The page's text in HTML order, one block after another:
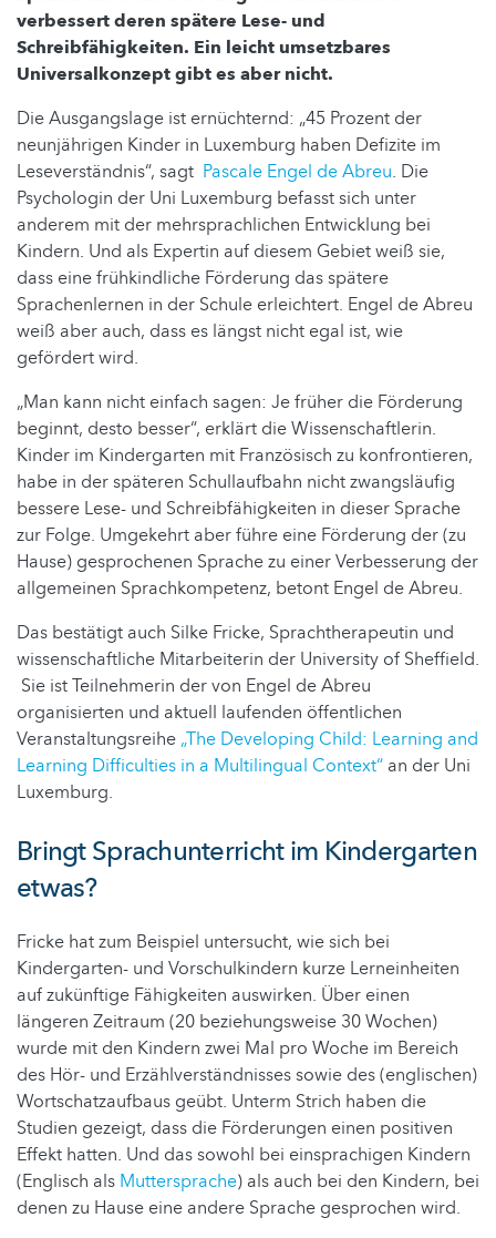
verbessert deren spätere Lese- und
Schreibfähigkeiten. Ein leicht umsetzbares
Universalkonzept gibt es aber nicht.
Die Ausgangslage ist ernüchternd: „45 Prozent der
neunjährigen Kinder in Luxemburg haben Defizite im
Leseverständnis“, sagt Pascale Engel de Abreu. Die
Psychologin der Uni Luxemburg befasst sich unter
anderem mit der mehrsprachlichen Entwicklung bei
Kindern. Und als Expertin auf diesem Gebiet weiß sie,
dass eine frühkindliche Förderung das spätere
Sprachenlernen in der Schule erleichtert. Engel de Abreu
weiß aber auch, dass es längst nicht egal ist, wie
gefördert wird.
„Man kann nicht einfach sagen: Je früher die Förderung
beginnt, desto besser“, erklärt die Wissenschaftlerin.
Kinder im Kindergarten mit Französisch zu konfrontieren,
habe in der späteren Schullaufbahn nicht zwangsläufig
bessere Lese- und Schreibfähigkeiten in dieser Sprache
zur Folge. Umgekehrt aber führe eine Förderung der (zu
Hause) gesprochenen Sprache zu einer Verbesserung der
allgemeinen Sprachkompetenz, betont Engel de Abreu.
Das bestätigt auch Silke Fricke, Sprachtherapeutin und
wissenschaftliche Mitarbeiterin der University of Sheffield.
Sie ist Teilnehmerin der von Engel de Abreu
organisierten und aktuell laufenden öffentlichen
Veranstaltungsreihe „The Developing Child: Learning and
Learning Difficulties in a Multilingual Context“ an der Uni
Luxemburg.
Bringt Sprachunterricht im Kindergarten
etwas?
Fricke hat zum Beispiel untersucht, wie sich bei
Kindergarten- und Vorschulkindern kurze Lerneinheiten
auf zukünftige Fähigkeiten auswirken. Über einen
längeren Zeitraum (20 beziehungsweise 30 Wochen)
wurde mit den Kindern zwei Mal pro Woche im Bereich
des Hör- und Erzählverständnisses sowie des (englischen)
Wortschatzaufbaus geübt. Unterm Strich haben die
Studien gezeigt, dass die Förderungen einen positiven
Effekt hatten. Und das sowohl bei einsprachigen Kindern
(Englisch als Muttersprache) als auch bei den Kindern, bei
denen zu Hause eine andere Sprache gesprochen wird.